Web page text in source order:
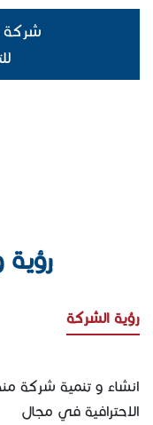
شركة
رؤية
رؤية الشركة
انشاء و تنمية شركة
الاحترافية في مجال